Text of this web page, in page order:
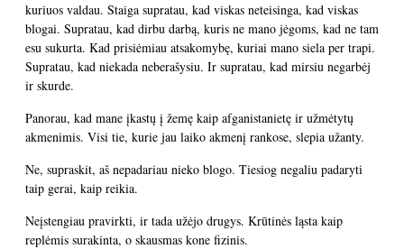
kuriuos valdau. Staiga supratau, kad viskas neteisinga, kad viskas
blogai. Supratau, kad dirbu darbą, kuris ne mano jėgoms, kad ne tam
esu sukurta. Kad prisiėmiau atsakomybę, kuriai mano siela per trapi.
Supratau, kad niekada neberašysiu. Ir supratau, kad mirsiu negarbėj
ir skurde.
Panorau, kad mane įkastų į žemę kaip afganistanietę ir užmėtytų
akmenimis. Visi tie, kurie jau laiko akmenį rankose, slepia užanty.
Ne, supraskit, aš nepadariau nieko blogo. Tiesiog negaliu padaryti
taip gerai, kaip reikia.
Neįstengiau pravirkti, ir tada užėjo drugys. Krūtinės ląsta kaip
replėmis surakinta, o skausmas kone fizinis.